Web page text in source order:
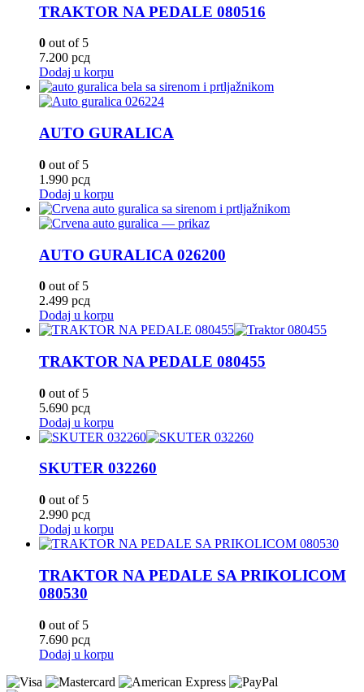
TRAKTOR NA PEDALE 080516
0 out of 5
7.200 рсд
Dodaj u korpu
AUTO GURALICA
0 out of 5
1.990 рсд
Dodaj u korpu
AUTO GURALICA 026200
0 out of 5
2.499 рсд
Dodaj u korpu
TRAKTOR NA PEDALE 080455
0 out of 5
5.690 рсд
Dodaj u korpu
SKUTER 032260
0 out of 5
2.990 рсд
Dodaj u korpu
TRAKTOR NA PEDALE SA PRIKOLICOM
080530
0 out of 5
7.690 рсд
Dodaj u korpu